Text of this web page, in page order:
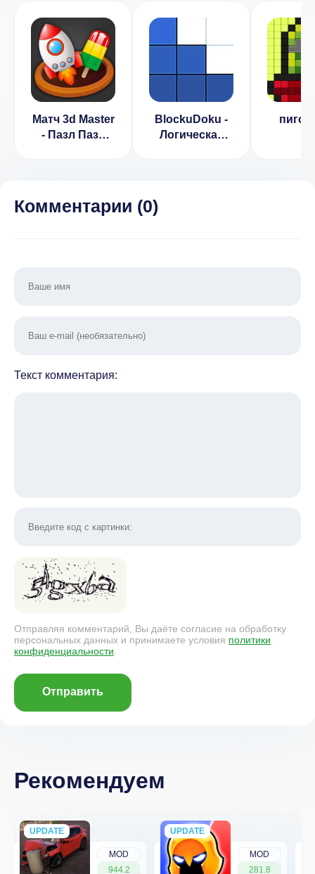
Матч 3d Master
- Пазл Пазл
BlockuDoku -
Логическая
пигсо
Комментарии (0)
Текст комментария:
Отправляя комментарий, Вы даёте согласие на обработку
персональных данных и принимаете условия политики
конфиденциальности
Отправить
Рекомендуем
MOD
944.2
UPDATE
NEW
MOD
281.8
UPDATE
NEW